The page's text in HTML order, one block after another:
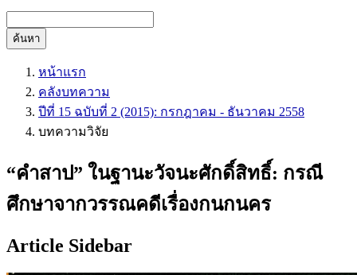
ค้นหา
หน้าแรก
คลังบทความ
ปีที่ 15 ฉบับที่ 2 (2015): กรกฎาคม - ธันวาคม 2558
บทความวิจัย
“คำสาป” ในฐานะวัจนะศักดิ์สิทธิ์: กรณี
ศึกษาจากวรรณคดีเรื่องกนกนคร
Article Sidebar